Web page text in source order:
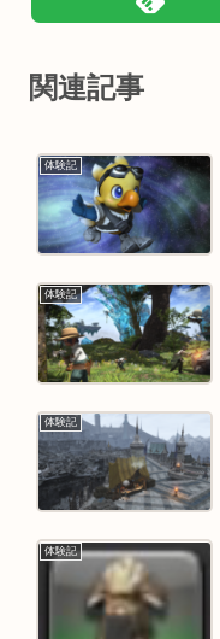
関連記事
体験記
体験記
体験記
体験記